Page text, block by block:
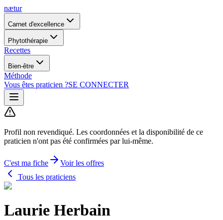
nætur
Carnet d'excellence
Phytothérapie
Recettes
Bien-être
Méthode
Vous êtes praticien ?SE CONNECTER
Profil non revendiqué. Les coordonnées et la disponibilité de ce
praticien n'ont pas été confirmées par lui-même.
C'est ma fiche
Voir les offres
Tous les praticiens
Laurie Herbain